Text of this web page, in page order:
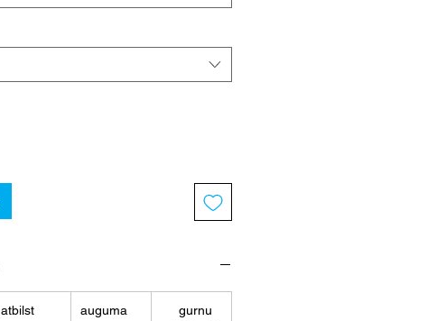
atbilst
auguma
gurnu